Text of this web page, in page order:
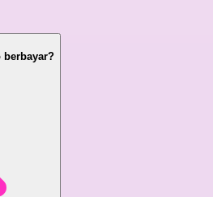
berbayar?